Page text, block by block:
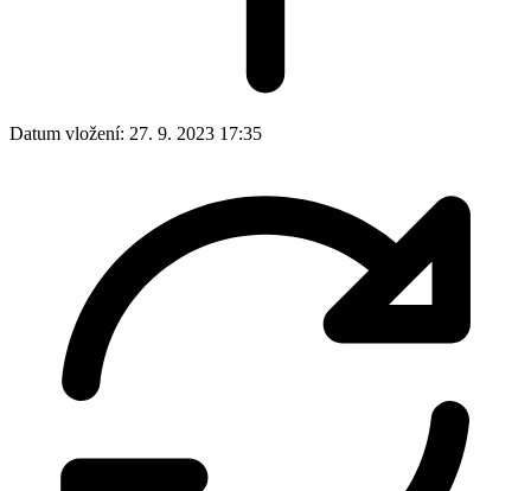
Datum vložení: 27. 9. 2023 17:35